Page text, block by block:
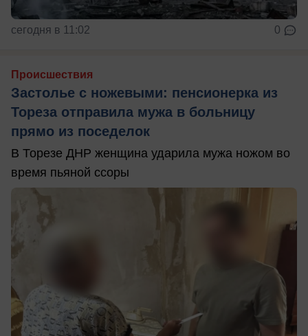
сегодня в 11:02 0
Происшествия
Застолье с ножевыми: пенсионерка из
Тореза отправила мужа в больницу
прямо из поседелок
В Торезе ДНР женщина ударила мужа ножом во
время пьяной ссоры